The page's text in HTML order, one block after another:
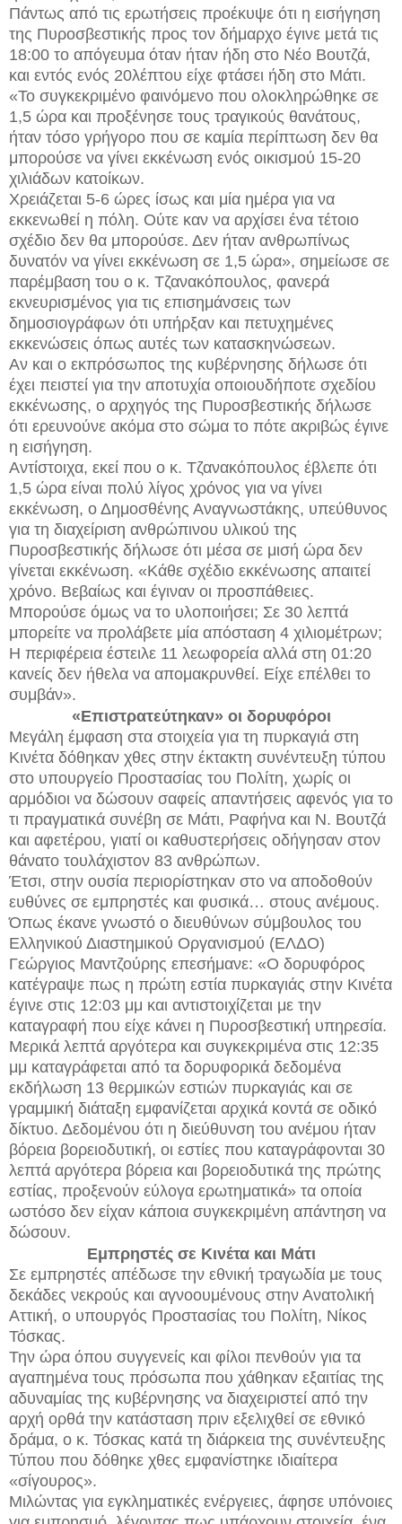
Πάντως από τις ερωτήσεις προέκυψε ότι η εισήγηση
της Πυροσβεστικής προς τον δήμαρχο έγινε μετά τις
18:00 το απόγευμα όταν ήταν ήδη στο Νέο Βουτζά,
και εντός ενός 20λέπτου είχε φτάσει ήδη στο Μάτι.
«Το συγκεκριμένο φαινόμενο που ολοκληρώθηκε σε
1,5 ώρα και προξένησε τους τραγικούς θανάτους,
ήταν τόσο γρήγορο που σε καμία περίπτωση δεν θα
μπορούσε να γίνει εκκένωση ενός οικισμού 15-20
χιλιάδων κατοίκων.
Χρειάζεται 5-6 ώρες ίσως και μία ημέρα για να
εκκενωθεί η πόλη. Ούτε καν να αρχίσει ένα τέτοιο
σχέδιο δεν θα μπορούσε. Δεν ήταν ανθρωπίνως
δυνατόν να γίνει εκκένωση σε 1,5 ώρα», σημείωσε σε
παρέμβαση του ο κ. Τζανακόπουλος, φανερά
εκνευρισμένος για τις επισημάνσεις των
δημοσιογράφων ότι υπήρξαν και πετυχημένες
εκκενώσεις όπως αυτές των κατασκηνώσεων.
Αν και ο εκπρόσωπος της κυβέρνησης δήλωσε ότι
έχει πειστεί για την αποτυχία οποιουδήποτε σχεδίου
εκκένωσης, ο αρχηγός της Πυροσβεστικής δήλωσε
ότι ερευνούνε ακόμα στο σώμα το πότε ακριβώς έγινε
η εισήγηση.
Αντίστοιχα, εκεί που ο κ. Τζανακόπουλος έβλεπε ότι
1,5 ώρα είναι πολύ λίγος χρόνος για να γίνει
εκκένωση, ο Δημοσθένης Αναγνωστάκης, υπεύθυνος
για τη διαχείριση ανθρώπινου υλικού της
Πυροσβεστικής δήλωσε ότι μέσα σε μισή ώρα δεν
γίνεται εκκένωση. «Κάθε σχέδιο εκκένωσης απαιτεί
χρόνο. Βεβαίως και έγιναν οι προσπάθειες.
Μπορούσε όμως να το υλοποιήσει; Σε 30 λεπτά
μπορείτε να προλάβετε μία απόσταση 4 χιλιομέτρων;
Η περιφέρεια έστειλε 11 λεωφορεία αλλά στη 01:20
κανείς δεν ήθελα να απομακρυνθεί. Είχε επέλθει το
συμβάν».
«Επιστρατεύτηκαν» οι δορυφόροι
Μεγάλη έμφαση στα στοιχεία για τη πυρκαγιά στη
Κινέτα δόθηκαν χθες στην έκτακτη συνέντευξη τύπου
στο υπουργείο Προστασίας του Πολίτη, χωρίς οι
αρμόδιοι να δώσουν σαφείς απαντήσεις αφενός για το
τι πραγματικά συνέβη σε Μάτι, Ραφήνα και Ν. Βουτζά
και αφετέρου, γιατί οι καθυστερήσεις οδήγησαν στον
θάνατο τουλάχιστον 83 ανθρώπων.
Έτσι, στην ουσία περιορίστηκαν στο να αποδοθούν
ευθύνες σε εμπρηστές και φυσικά… στους ανέμους.
Όπως έκανε γνωστό ο διευθύνων σύμβουλος του
Ελληνικού Διαστημικού Οργανισμού (ΕΛΔΟ)
Γεώργιος Μαντζούρης επεσήμανε: «Ο δορυφόρος
κατέγραψε πως η πρώτη εστία πυρκαγιάς στην Κινέτα
έγινε στις 12:03 μμ και αντιστοιχίζεται με την
καταγραφή που είχε κάνει η Πυροσβεστική υπηρεσία.
Μερικά λεπτά αργότερα και συγκεκριμένα στις 12:35
μμ καταγράφεται από τα δορυφορικά δεδομένα
εκδήλωση 13 θερμικών εστιών πυρκαγιάς και σε
γραμμική διάταξη εμφανίζεται αρχικά κοντά σε οδικό
δίκτυο. Δεδομένου ότι η διεύθυνση του ανέμου ήταν
βόρεια βορειοδυτική, οι εστίες που καταγράφονται 30
λεπτά αργότερα βόρεια και βορειοδυτικά της πρώτης
εστίας, προξενούν εύλογα ερωτηματικά» τα οποία
ωστόσο δεν είχαν κάποια συγκεκριμένη απάντηση να
δώσουν.
Εμπρηστές σε Κινέτα και Μάτι
Σε εμπρηστές απέδωσε την εθνική τραγωδία με τους
δεκάδες νεκρούς και αγνοουμένους στην Ανατολική
Αττική, ο υπουργός Προστασίας του Πολίτη, Νίκος
Τόσκας.
Την ώρα όπου συγγενείς και φίλοι πενθούν για τα
αγαπημένα τους πρόσωπα που χάθηκαν εξαιτίας της
αδυναμίας της κυβέρνησης να διαχειριστεί από την
αρχή ορθά την κατάσταση πριν εξελιχθεί σε εθνικό
δράμα, ο κ. Τόσκας κατά τη διάρκεια της συνέντευξης
Τύπου που δόθηκε χθες εμφανίστηκε ιδιαίτερα
«σίγουρος».
Μιλώντας για εγκληματικές ενέργειες, άφησε υπόνοιες